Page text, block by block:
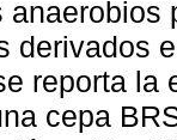
anaerobios
derivados
reporta la
cepa